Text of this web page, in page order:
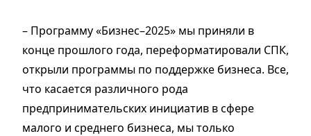
– Программу «Бизнес–2025» мы приняли в
конце прошлого года, переформатировали СПК,
открыли программы по поддержке бизнеса. Все,
что касается различного рода
предпринимательских инициатив в сфере
малого и среднего бизнеса, мы только